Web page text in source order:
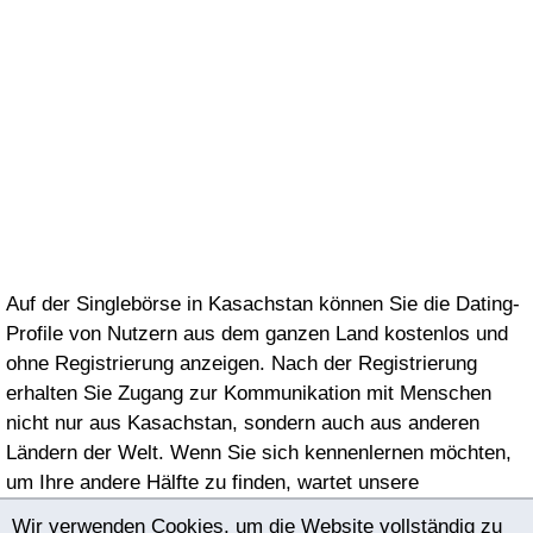
творится у меня на
душе.
Auf der Singlebörse in Kasachstan können Sie die Dating-
Profile von Nutzern aus dem ganzen Land kostenlos und
ohne Registrierung anzeigen. Nach der Registrierung
erhalten Sie Zugang zur Kommunikation mit Menschen
nicht nur aus Kasachstan, sondern auch aus anderen
Ländern der Welt. Wenn Sie sich kennenlernen möchten,
um Ihre andere Hälfte zu finden, wartet unsere
Wir verwenden Cookies, um die Website vollständig zu